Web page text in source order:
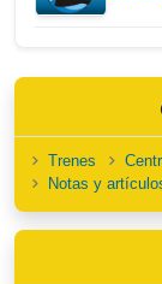
Trenes
Notas y